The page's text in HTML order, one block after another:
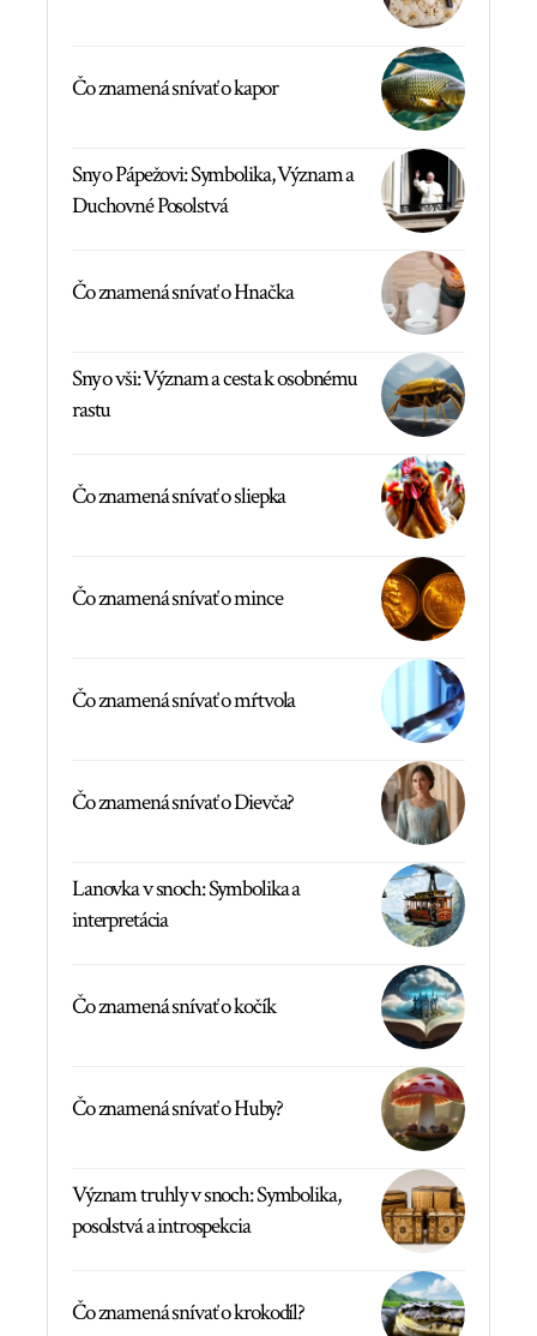
Čo znamená snívať o kapor
Sny o Pápežovi: Symbolika, Význam a
Duchovné Posolstvá
Čo znamená snívať o Hnačka
Sny o vši: Význam a cesta k osobnému
rastu
Čo znamená snívať o sliepka
Čo znamená snívať o mince
Čo znamená snívať o mŕtvola
Čo znamená snívať o Dievča?
Lanovka v snoch: Symbolika a
interpretácia
Čo znamená snívať o kočík
Čo znamená snívať o Huby?
Význam truhly v snoch: Symbolika,
posolstvá a introspekcia
Čo znamená snívať o krokodíl?